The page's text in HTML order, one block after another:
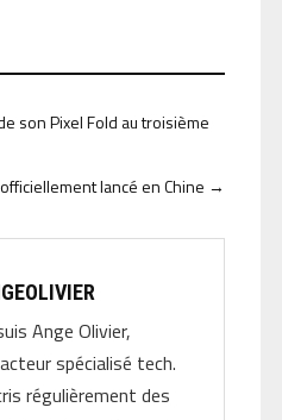
son Pixel Fold au troisième
lancé en Chine →
Ange Olivier,
spécialisé tech.
régulièrement des